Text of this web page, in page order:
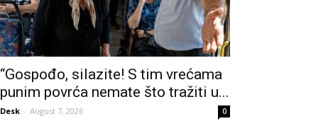
“Gospođo, silazite! S tim vrećama
punim povrća nemate što tražiti u...
Desk - August 7, 2026 0